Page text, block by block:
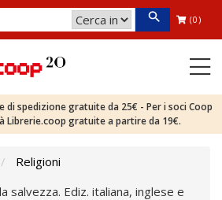
(0)
di spedizione gratuite da 25€ - Per i soci Coop
Librerie.coop gratuite a partire da 19€.
Religioni
salvezza. Ediz. italiana, inglese e